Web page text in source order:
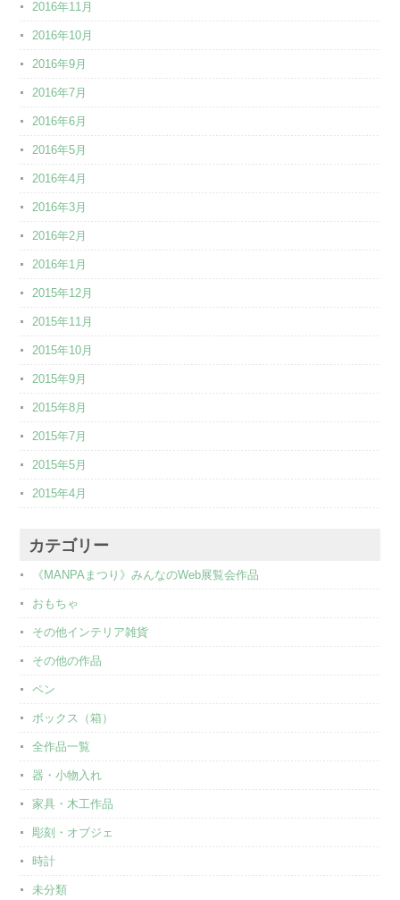
2016年11月
2016年10月
2016年9月
2016年7月
2016年6月
2016年5月
2016年4月
2016年3月
2016年2月
2016年1月
2015年12月
2015年11月
2015年10月
2015年9月
2015年8月
2015年7月
2015年5月
2015年4月
カテゴリー
《MANPAまつり》みんなのWeb展覧会作品
おもちゃ
その他インテリア雑貨
その他の作品
ペン
ボックス（箱）
全作品一覧
器・小物入れ
家具・木工作品
彫刻・オブジェ
時計
未分類